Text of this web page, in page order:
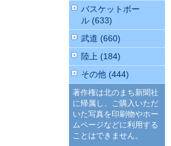
バスケットボー
ル (633)
武道 (660)
陸上 (184)
その他 (444)
著作権は北のまち新聞社
に帰属し、ご購入いただ
いた写真を印刷物やホー
ムページなどに利用する
ことはできません。